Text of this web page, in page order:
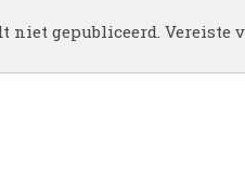
niet gepubliceerd. Vereiste